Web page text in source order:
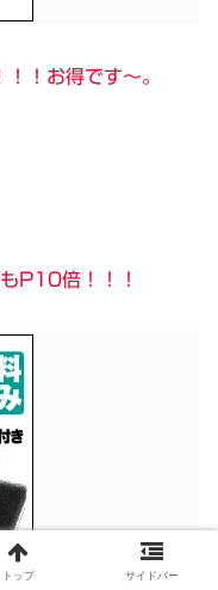
！お得です〜。
P10倍！！！
トップ サイドバー